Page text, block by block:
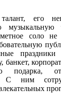
его
соло
праздники
банкет,
подарка,
С ним